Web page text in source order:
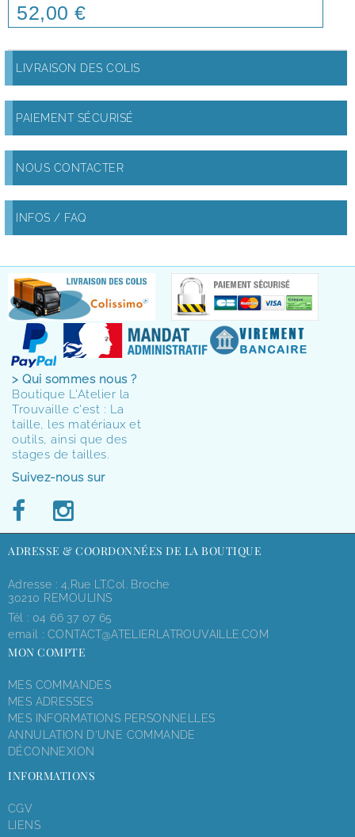
Price
52,00 €
LIVRAISON DES COLIS
PAIEMENT SÉCURISÉ
NOUS CONTACTER
INFOS / FAQ
> Qui sommes nous ?
Boutique L'Atelier la
Trouvaille c'est : La
taille, les matériaux et
outils, ainsi que des
stages de tailles.
Suivez-nous sur
ADRESSE & COORDONNÉES DE LA BOUTIQUE
Adresse : 4,rue LT.Col. Broche
30210 REMOULINS
Tél : 04 66 37 07 65
email : CONTACT@ATELIERLATROUVAILLE.COM
MON COMPTE
MES COMMANDES
MES ADRESSES
MES INFORMATIONS PERSONNELLES
ANNULATION D'UNE COMMANDE
DÉCONNEXION
INFORMATIONS
CGV
LIENS